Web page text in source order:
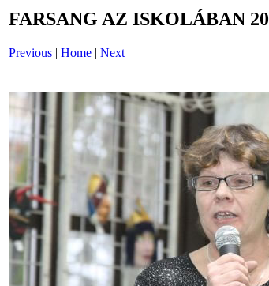
FARSANG AZ ISKOLÁBAN
Previous | Home | Next